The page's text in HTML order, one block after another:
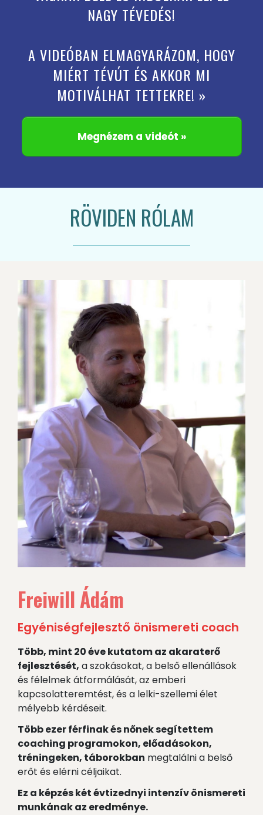
NAGY TÉVEDÉS!
A VIDEÓBAN ELMAGYARÁZOM, HOGY
MIÉRT TÉVÚT ÉS AKKOR MI
MOTIVÁLHAT TETTEKRE! »
Megnézem a videót »
RÖVIDEN RÓLAM
Freiwill Ádám
Egyéniségfejlesztő önismereti coach
Több, mint 20 éve kutatom az akaraterő
fejlesztését, a szokásokat, a belső ellenállások
és félelmek átformálását, az emberi
kapcsolatteremtést, és a lelki-szellemi élet
mélyebb kérdéseit.
Több ezer férfinak és nőnek segítettem
coaching programokon, előadásokon,
tréningeken, táborokban megtalálni a belső
erőt és elérni céljaikat.
Ez a képzés két évtizednyi intenzív önismereti
munkának az eredménye.